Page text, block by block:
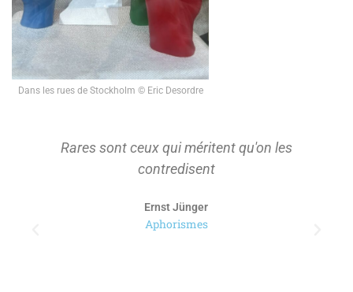
Dans les rues de Stockholm © Eric Desordre
Rares sont ceux qui méritent qu'on les
contredisent
Ernst Jünger
Aphorismes